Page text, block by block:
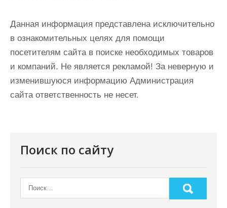
Данная информация представлена исключительно
в ознакомительных целях для помощи
посетителям сайта в поиске необходимых товаров
и компаний. Не является рекламой! За неверную и
изменившуюся информацию Администрация
сайта ответственность не несет.
Поиск по сайту